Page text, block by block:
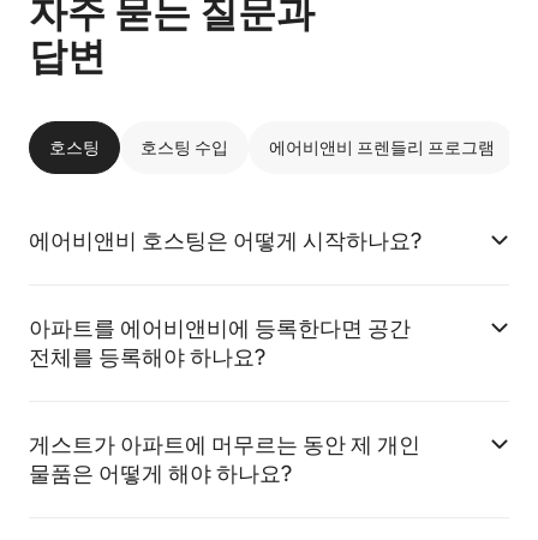
자주 묻는 질문과
답변
호스팅 호스팅 수입 에어비앤비 프렌들리 프로그램
에어비앤비 호스팅은 어떻게 시작하나요?
아파트를 에어비앤비에 등록한다면 공간
전체를 등록해야 하나요?
게스트가 아파트에 머무르는 동안 제 개인
물품은 어떻게 해야 하나요?